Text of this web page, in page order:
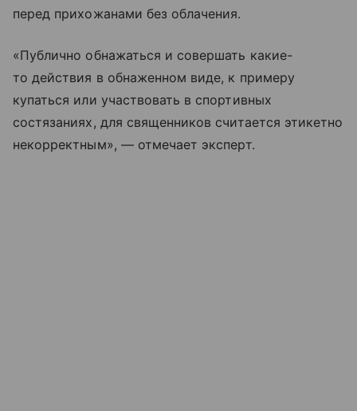
перед прихожанами без облачения.
«Публично обнажаться и совершать какие-
то действия в обнаженном виде, к примеру
купаться или участвовать в спортивных
состязаниях, для священников считается этикетно
некорректным», — отмечает эксперт.